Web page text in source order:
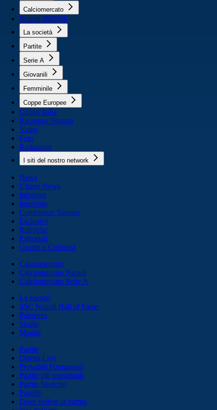
Calciomercato
Napoli 2025/26
La società
Partite
Serie A
Giovanili
Femminile
Coppe Europee
Coppa Italia
Rassegna Stampa
Video
Foto
Redazione
I siti del nostro network
News
Ultime News
Infortuni
Interviste
Conferenze Stampa
Esclusive
Rubriche
Editoriali
Gossip e Curiosità
Calciomercato
Calciomercato Napoli
Calciomercato Serie A
La società
SSC Napoli Hall of Fame
Palmares
Stadio
Maglia
Partite
Diretta Live
Probabili Formazioni
Partite più importanti
Partite Storiche
Pagelle
Dove vedere la partita